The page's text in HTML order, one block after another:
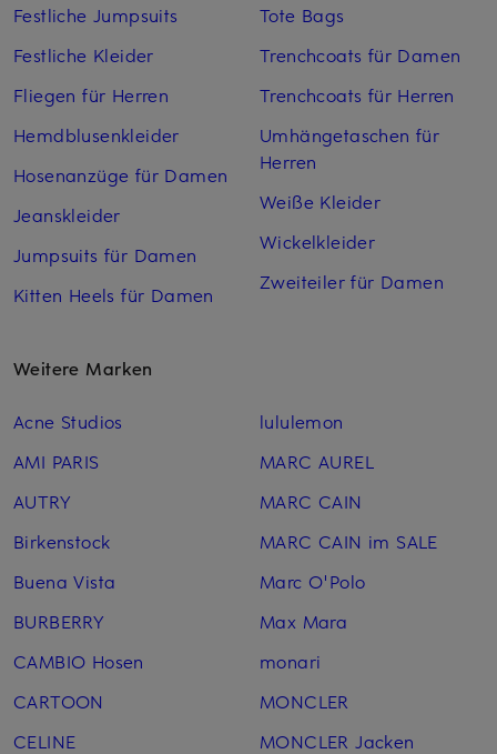
Festliche Jumpsuits
Festliche Kleider
Fliegen für Herren
Hemdblusenkleider
Hosenanzüge für Damen
Jeanskleider
Jumpsuits für Damen
Kitten Heels für Damen
Tote Bags
Trenchcoats für Damen
Trenchcoats für Herren
Umhängetaschen für
Herren
Weiße Kleider
Wickelkleider
Zweiteiler für Damen
Weitere Marken
Acne Studios
AMI PARIS
AUTRY
Birkenstock
Buena Vista
BURBERRY
CAMBIO Hosen
CARTOON
CELINE
lululemon
MARC AUREL
MARC CAIN
MARC CAIN im SALE
Marc O'Polo
Max Mara
monari
MONCLER
MONCLER Jacken